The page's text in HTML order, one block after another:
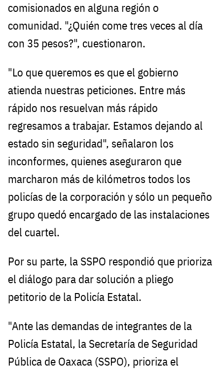
comisionados en alguna región o
comunidad. "¿Quién come tres veces al día
con 35 pesos?", cuestionaron.
"Lo que queremos es que el gobierno
atienda nuestras peticiones. Entre más
rápido nos resuelvan más rápido
regresamos a trabajar. Estamos dejando al
estado sin seguridad", señalaron los
inconformes, quienes aseguraron que
marcharon más de kilómetros todos los
policías de la corporación y sólo un pequeño
grupo quedó encargado de las instalaciones
del cuartel.
Por su parte, la SSPO respondió que prioriza
el diálogo para dar solución a pliego
petitorio de la Policía Estatal.
"Ante las demandas de integrantes de la
Policía Estatal, la Secretaría de Seguridad
Pública de Oaxaca (SSPO), prioriza el